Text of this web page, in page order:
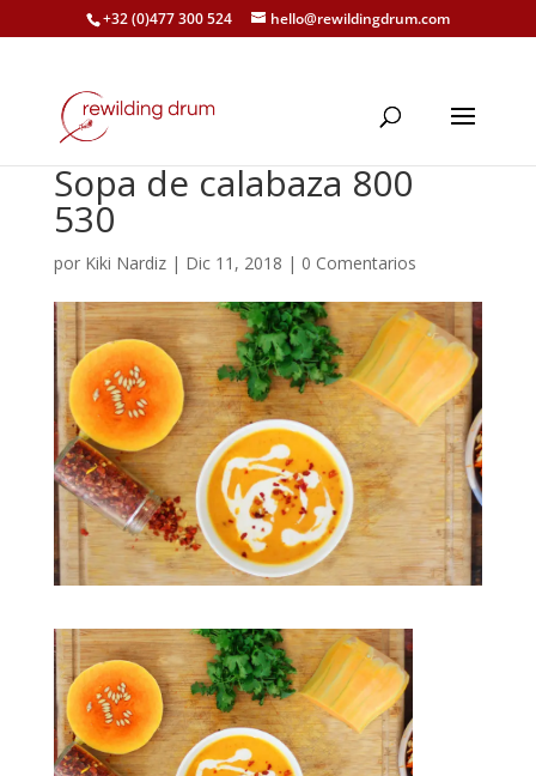
+32 (0)477 300 524 hello@rewildingdrum.com
Sopa de calabaza 800
530
por Kiki Nardiz| Dic 11, 2018 | 0 Comentarios